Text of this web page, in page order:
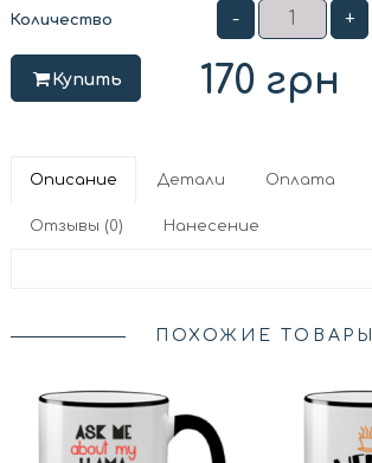
Количество - +
Купить 170 грн
Описание Детали Оплата
Отзывы (0) Нанесение
ПОХОЖИЕ ТОВАРЫ